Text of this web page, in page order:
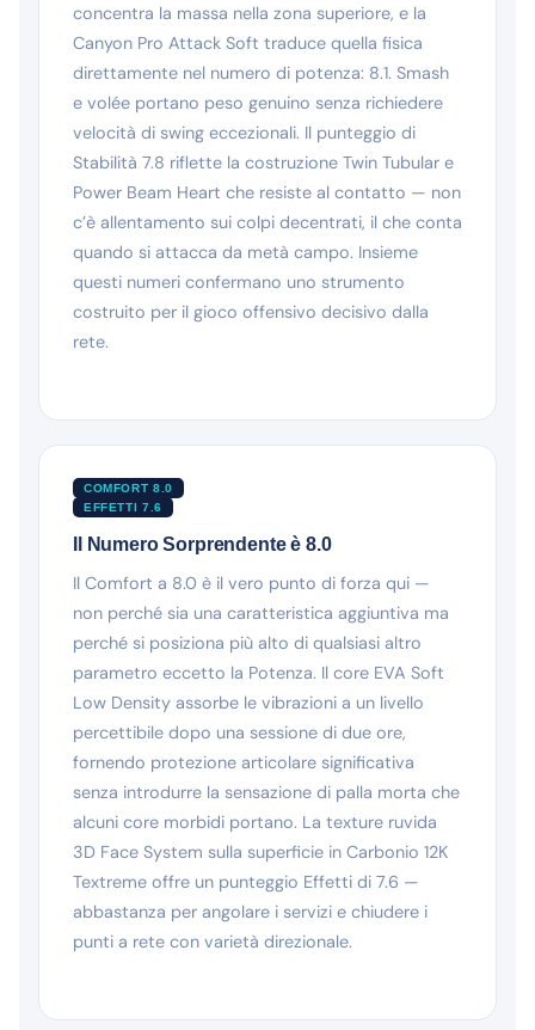
concentra la massa nella zona superiore, e la
Canyon Pro Attack Soft traduce quella fisica
direttamente nel numero di potenza: 8.1. Smash
e volée portano peso genuino senza richiedere
velocità di swing eccezionali. Il punteggio di
Stabilità 7.8 riflette la costruzione Twin Tubular e
Power Beam Heart che resiste al contatto — non
c’è allentamento sui colpi decentrati, il che conta
quando si attacca da metà campo. Insieme
questi numeri confermano uno strumento
costruito per il gioco offensivo decisivo dalla
rete.
COMFORT 8.0
EFFETTI 7.6
Il Numero Sorprendente è 8.0
Il Comfort a 8.0 è il vero punto di forza qui —
non perché sia una caratteristica aggiuntiva ma
perché si posiziona più alto di qualsiasi altro
parametro eccetto la Potenza. Il core EVA Soft
Low Density assorbe le vibrazioni a un livello
percettibile dopo una sessione di due ore,
fornendo protezione articolare significativa
senza introdurre la sensazione di palla morta che
alcuni core morbidi portano. La texture ruvida
3D Face System sulla superficie in Carbonio 12K
Textreme offre un punteggio Effetti di 7.6 —
abbastanza per angolare i servizi e chiudere i
punti a rete con varietà direzionale.